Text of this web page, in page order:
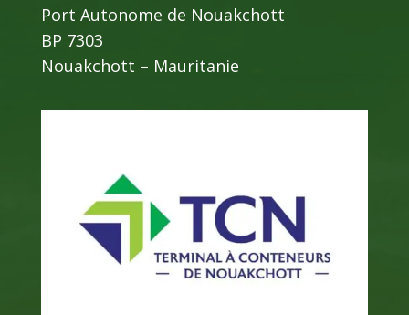
Port Autonome de Nouakchott
BP 7303
Nouakchott – Mauritanie